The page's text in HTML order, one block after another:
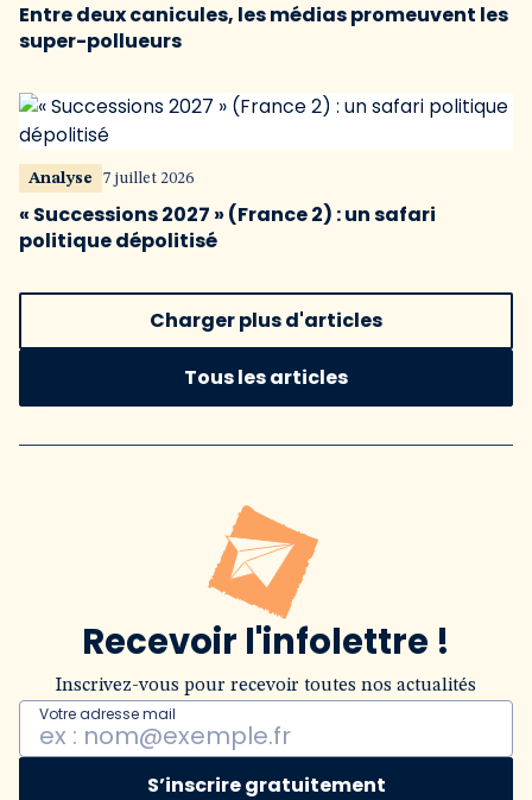
Entre deux canicules, les médias promeuvent les
super-pollueurs
Analyse 7 juillet 2026
« Successions 2027 » (France 2) : un safari
politique dépolitisé
Charger plus d'articles
Tous les articles
Recevoir l'infolettre !
Inscrivez-vous pour recevoir toutes nos actualités
Votre adresse mail
S’inscrire gratuitement